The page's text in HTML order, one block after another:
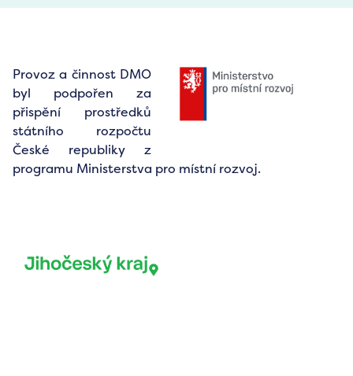
Provoz a činnost DMO
byl podpořen za
přispění prostředků
státního rozpočtu
České republiky z
programu Ministerstva pro místní rozvoj.